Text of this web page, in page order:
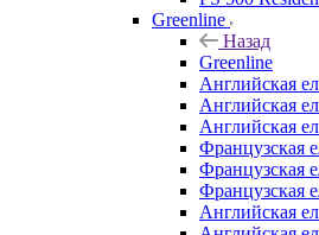
Greenline
Назад
Greenline
Английская
Английская
Английская
Французская
Французская
Французская
Английская